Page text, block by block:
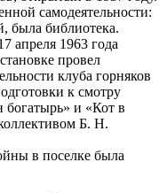
самодеятельности:
была библиотека.
апреля 1963 года
провел
клуба горняков
к смотру
и «Кот в
Б. Н.
в поселке была